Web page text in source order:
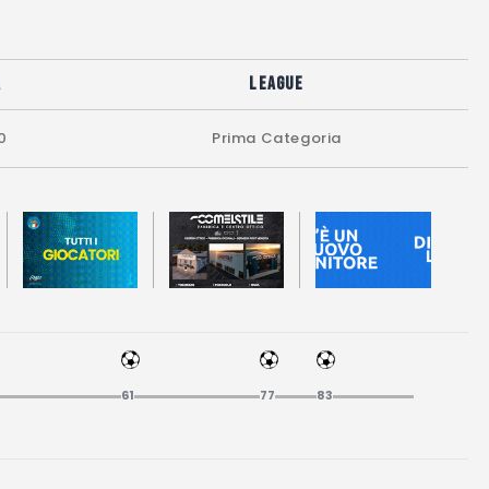
League
Prima Categoria
61 77 83